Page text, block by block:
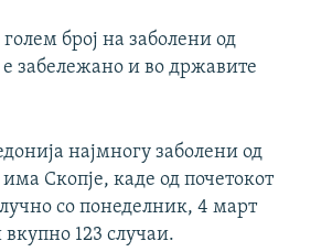
број на заболени од
забележано и во државите
најмногу заболени од
Скопје, каде од почетокот
со понеделник, 4 март
123 случаи.